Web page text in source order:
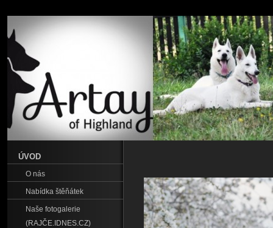
ÚVOD
O nás
Nabídka štěňátek
Naše fotogalerie
(RAJČE.IDNES.CZ)